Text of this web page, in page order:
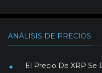
ANÁLISIS DE PRECIOS
El Precio De XRP Se